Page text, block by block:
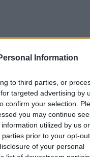
Information
to third parties, or
targeted advertising by
confirm your selection.
you may continue
utilized by us or
prior to your opt-
of your personal